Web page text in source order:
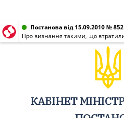
Постанова від 15.09.2010 № 852